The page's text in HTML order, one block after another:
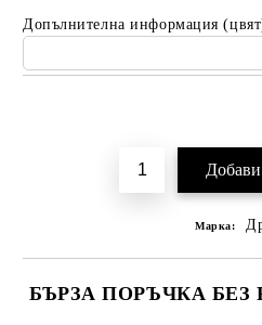
Допълнителна информация
Марка:
БЪРЗА ПОРЪЧКА БЕЗ